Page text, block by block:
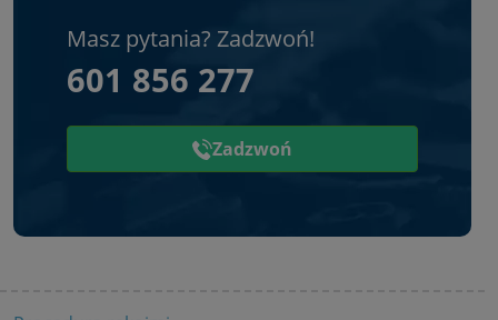
Masz pytania? Zadzwoń!
601 856 277
Zadzwoń